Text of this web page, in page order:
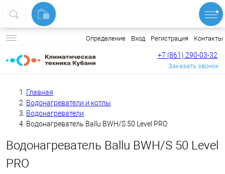
Определение Вход Регистрация Контакты
+7 (861) 290-03-32
Заказать звонок
Главная
Водонагреватели и котлы
Водонагреватели
Водонагреватель Ballu BWH/S 50 Level PRO
Водонагреватель Ballu BWH/S 50 Level
PRO